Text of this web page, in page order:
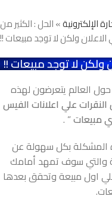
الإلكترونية» الحل : الكثير من
الاعلان ولكن لا توجد مبيعات !!
ولكن لا توجد مبيعات !!
حول العالم يتعرضون لهذه
النقرات علي اعلانات الفيس
مبيعات” .
بكل سهولة عن
والتي سوف تمهد أمامك
اول مبيعة وتحقق بعدها